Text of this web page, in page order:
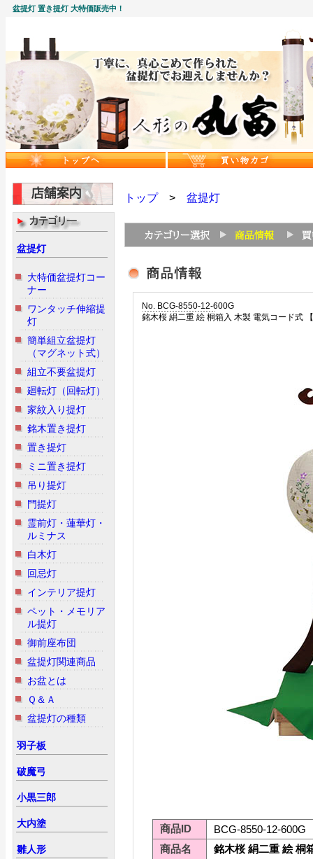
盆提灯 置き提灯 大特価販売中！
盆提灯
大特価盆提灯コー
ナー
ワンタッチ伸縮提
灯
簡単組立盆提灯
（マグネット式）
組立不要盆提灯
廻転灯（回転灯）
家紋入り提灯
銘木置き提灯
置き提灯
ミニ置き提灯
吊り提灯
門提灯
霊前灯・蓮華灯・
ルミナス
白木灯
回忌灯
インテリア提灯
ペット・メモリア
ル提灯
御前座布団
盆提灯関連商品
お盆とは
Ｑ＆Ａ
盆提灯の種類
羽子板
破魔弓
小黒三郎
大内塗
雛人形
トップ> 盆提灯
No. BCG-8550-12-600G
銘木桜 絹二重 絵 桐箱入 木製 電気コード式
商品ID
BCG-8550-12-600G
商品名
銘木桜 絹二重 絵 桐